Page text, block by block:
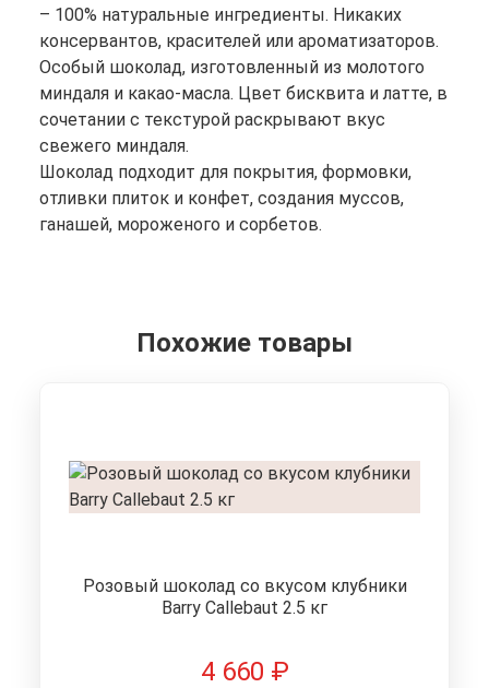
– 100% натуральные ингредиенты. Никаких
консервантов, красителей или ароматизаторов.
Особый шоколад, изготовленный из молотого
миндаля и какао-масла. Цвет бисквита и латте, в
сочетании с текстурой раскрывают вкус
свежего миндаля.
Шоколад подходит для покрытия, формовки,
отливки плиток и конфет, создания муссов,
ганашей, мороженого и сорбетов.
Похожие товары
Розовый шоколад со вкусом клубники
Barry Callebaut 2.5 кг
4 660 ₽